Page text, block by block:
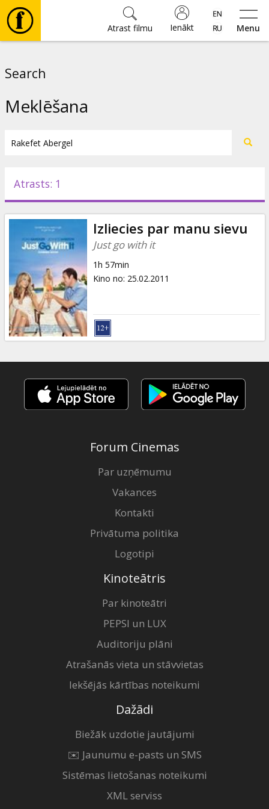
Menu
Ienākt
Atrast filmu
Pasākumi
Ziņas
Dāvanu
kartes
Uzkodas
B2B
Kino
Klubs
Search
Meklēšana
Atrasts: 1
Izliecies par manu sievu
Just go with it
1h 57min
Kino no: 25.02.2011
Forum Cinemas
Par uzņēmumu
Vakances
Kontakti
Privātuma politika
Logotipi
Kinoteātris
Par kinoteātri
PEPSI un LUX
Auditoriju plāni
Atrašanās vieta un stāvvietas
Iekšējās kārtības noteikumi
Dažādi
Biežāk uzdotie jautājumi
✉️ Jaunumu e-pasts un SMS
Sistēmas lietošanas noteikumi
XML serviss